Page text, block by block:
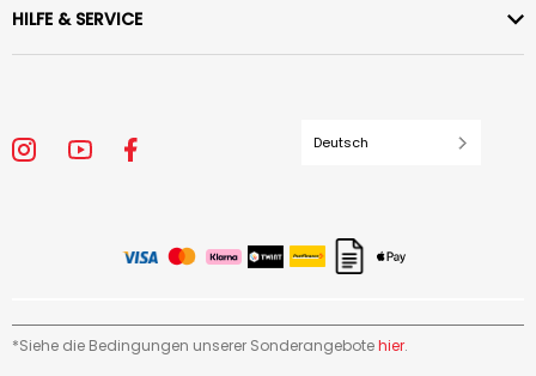
HILFE & SERVICE
Deutsch
*Siehe die Bedingungen unserer Sonderangebotehier.